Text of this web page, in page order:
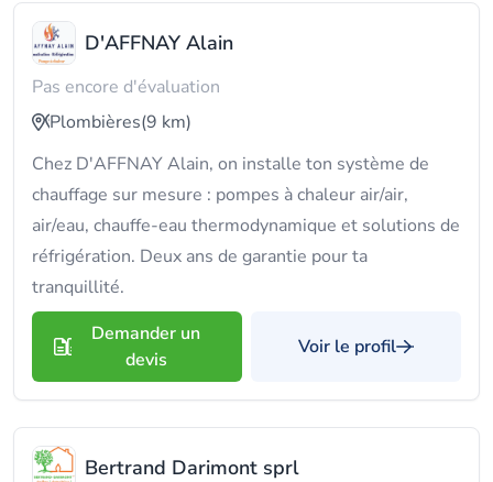
D'AFFNAY Alain
Pas encore d'évaluation
Plombières(9 km)
Chez D'AFFNAY Alain, on installe ton système de
chauffage sur mesure : pompes à chaleur air/air,
air/eau, chauffe-eau thermodynamique et solutions de
réfrigération. Deux ans de garantie pour ta
tranquillité.
Demander un
devis
Voir le profil
Bertrand Darimont sprl